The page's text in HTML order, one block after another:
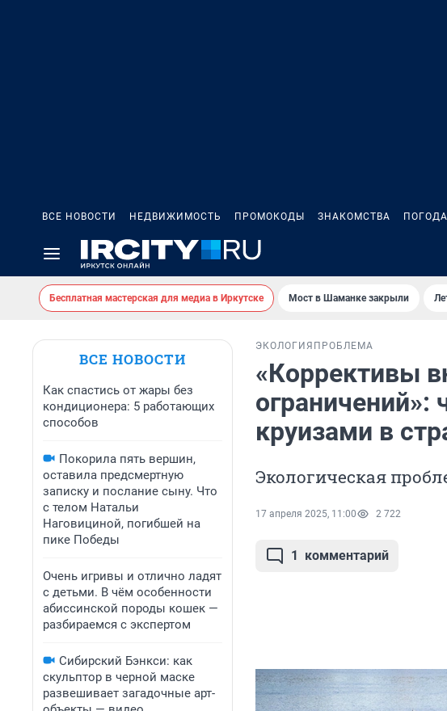
ВСЕ НОВОСТИ НЕДВИЖИМОСТЬ ПРОМОКОДЫ ЗНАКОМСТВА ПОГОДА
Бесплатная мастерская для медиа в Иркутске Мост в Шаманке закрыли
ВСЕ НОВОСТИ
Как спастись от жары без
кондиционера: 5 работающих
способов
Покорила пять вершин,
оставила предсмертную
записку и послание сыну. Что
с телом Натальи
Наговициной, погибшей на
пике Победы
Очень игривы и отлично ладят
с детьми. В чём особенности
абиссинской породы кошек —
разбираемся с экспертом
Сибирский Бэнкси: как
скульптор в черной маске
развешивает загадочные арт-
ЭКОЛОГИЯ ПРОБЛЕМА
«Коррективы
ограничений»:
круизами в
Экологическая
17 апреля 2025, 11:00 2 722
1 комментарий